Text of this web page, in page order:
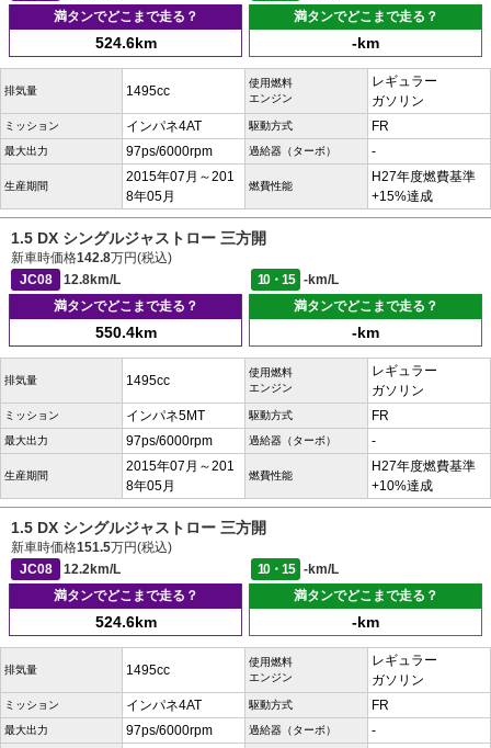
満タンでどこまで走る？
524.6km
満タンでどこまで走る？
-km
排気量 1495cc
使用燃料
エンジン
レギュラー
ガソリン
ミッション インパネ4AT 駆動方式 FR
最大出力 97ps/6000rpm 過給器（ターボ） -
生産期間
2015年07月～201
8年05月
燃費性能
H27年度燃費基準
+15%達成
1.5 DX シングルジャストロー 三方開
新車時価格142.8万円(税込)
JC08
12.8km/L 10・15
-km/L
満タンでどこまで走る？
550.4km
満タンでどこまで走る？
-km
排気量 1495cc
使用燃料
エンジン
レギュラー
ガソリン
ミッション インパネ5MT 駆動方式 FR
最大出力 97ps/6000rpm 過給器（ターボ） -
生産期間
2015年07月～201
8年05月
燃費性能
H27年度燃費基準
+10%達成
1.5 DX シングルジャストロー 三方開
新車時価格151.5万円(税込)
JC08
12.2km/L 10・15
-km/L
満タンでどこまで走る？
524.6km
満タンでどこまで走る？
-km
排気量 1495cc
使用燃料
エンジン
レギュラー
ガソリン
ミッション インパネ4AT 駆動方式 FR
最大出力 97ps/6000rpm 過給器（ターボ） -